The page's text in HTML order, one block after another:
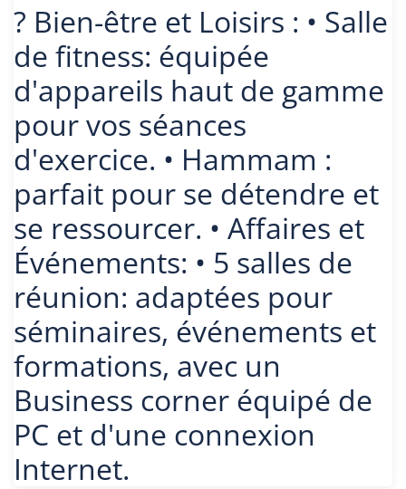
? Bien-être et Loisirs : • Salle
de fitness: équipée
d'appareils haut de gamme
pour vos séances
d'exercice. • Hammam :
parfait pour se détendre et
se ressourcer. • Affaires et
Événements: • 5 salles de
réunion: adaptées pour
séminaires, événements et
formations, avec un
Business corner équipé de
PC et d'une connexion
Internet.